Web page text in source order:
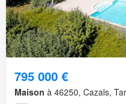
795 000 €
Maison à 46250, Cazals,